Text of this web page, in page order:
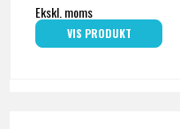
Ekskl. moms
VIS PRODUKT